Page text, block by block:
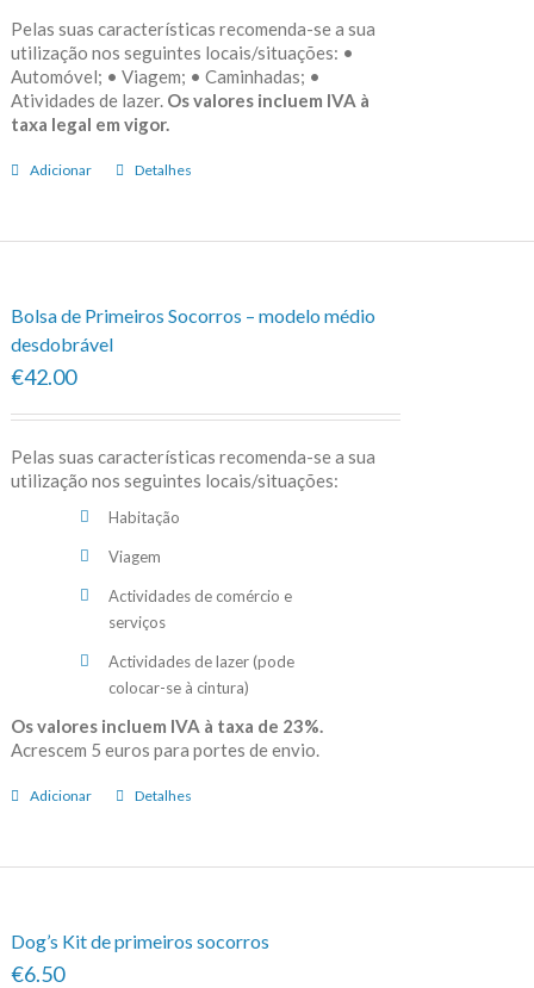
Pelas suas características recomenda-se a sua
utilização nos seguintes locais/situações: •
Automóvel; • Viagem; • Caminhadas; •
Atividades de lazer. Os valores incluem IVA à
taxa legal em vigor.
Adicionar Detalhes
Bolsa de Primeiros Socorros – modelo médio
desdobrável
€42.00
Pelas suas características recomenda-se a sua
utilização nos seguintes locais/situações:
Habitação
Viagem
Actividades de comércio e
serviços
Actividades de lazer (pode
colocar-se à cintura)
Os valores incluem IVA à taxa de 23%.
Acrescem 5 euros para portes de envio.
Adicionar Detalhes
Dog’s Kit de primeiros socorros
€6.50